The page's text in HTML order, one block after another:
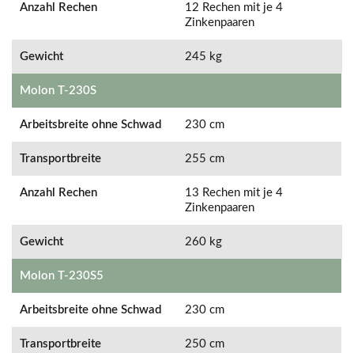
Anzahl Rechen
12 Rechen mit je 4
Zinkenpaaren
Gewicht 245 kg
Molon T-230S
Arbeitsbreite ohne Schwad 230 cm
Transportbreite 255 cm
Anzahl Rechen
13 Rechen mit je 4
Zinkenpaaren
Gewicht 260 kg
Molon T-230S5
Arbeitsbreite ohne Schwad 230 cm
Transportbreite 250 cm